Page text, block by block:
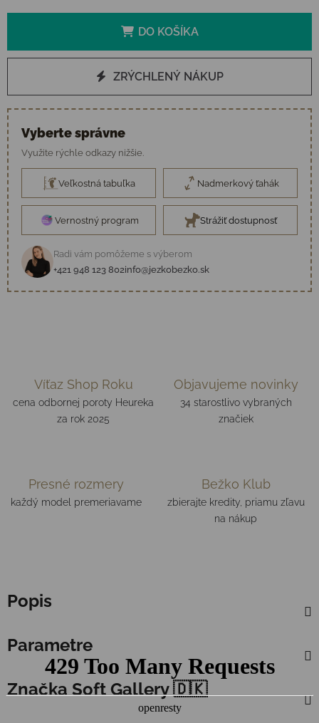
DO KOŠÍKA
ZRÝCHLENÝ NÁKUP
Vyberte správne
Využite rýchle odkazy nižšie.
Veľkostná tabuľka Nadmerkový ťahák
Vernostný program Strážiť dostupnosť
Radi vám pomôžeme s výberom
+421 948 123 802info@jezkobezko.sk
Víťaz Shop Roku
cena odbornej poroty Heureka
za rok 2025
Objavujeme novinky
34 starostlivo vybraných
značiek
Presné rozmery
každý model premeriavame
Bežko Klub
zbierajte kredity, priamu zľavu
na nákup
Popis
Parametre
Značka Soft Gallery 🇩🇰